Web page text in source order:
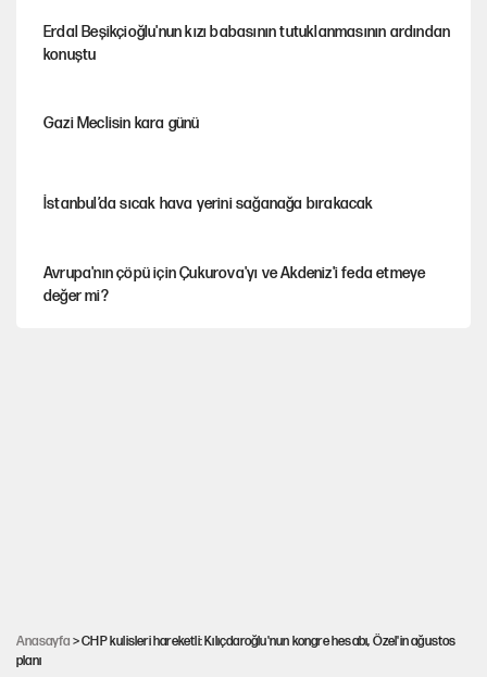
Erdal Beşikçioğlu'nun kızı babasının tutuklanmasının ardından
konuştu
Gazi Meclisin kara günü
İstanbul’da sıcak hava yerini sağanağa bırakacak
Avrupa'nın çöpü için Çukurova'yı ve Akdeniz'i feda etmeye
değer mi?
Anasayfa > CHP kulisleri hareketli: Kılıçdaroğlu'nun kongre hesabı, Özel'in ağustos
planı